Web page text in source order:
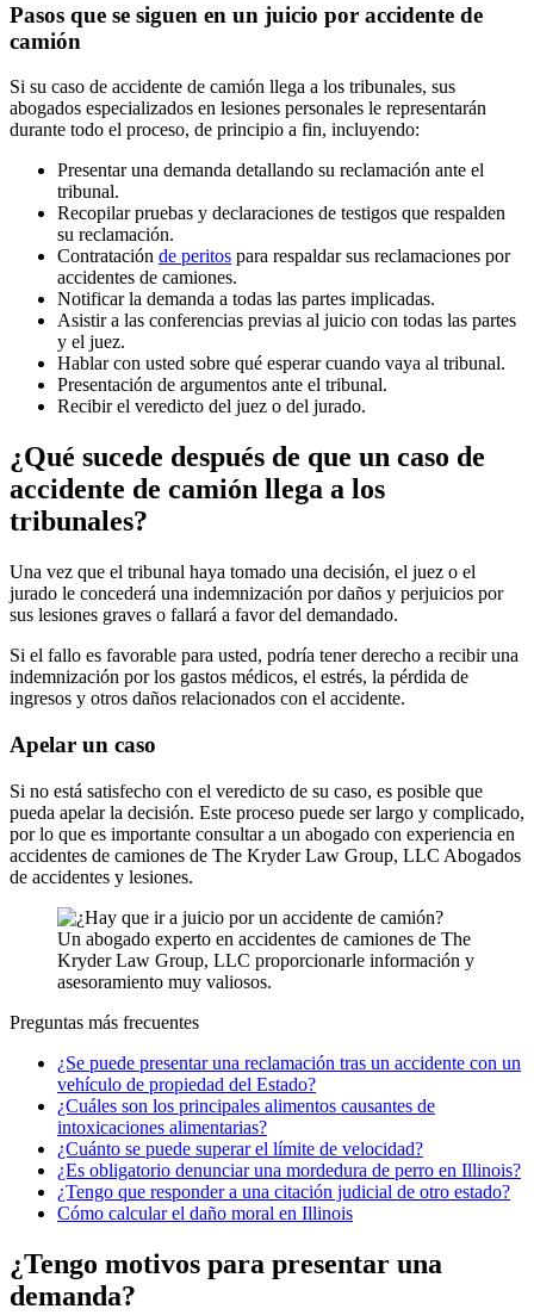
Pasos que se siguen en un juicio por accidente de
camión
Si su caso de accidente de camión llega a los tribunales, sus
abogados especializados en lesiones personales le representarán
durante todo el proceso, de principio a fin, incluyendo:
Presentar una demanda detallando su reclamación ante el
tribunal.
Recopilar pruebas y declaraciones de testigos que respalden
su reclamación.
Contratación de peritos para respaldar sus reclamaciones por
accidentes de camiones.
Notificar la demanda a todas las partes implicadas.
Asistir a las conferencias previas al juicio con todas las partes
y el juez.
Hablar con usted sobre qué esperar cuando vaya al tribunal.
Presentación de argumentos ante el tribunal.
Recibir el veredicto del juez o del jurado.
¿Qué sucede después de que un caso de
accidente de camión llega a los
tribunales?
Una vez que el tribunal haya tomado una decisión, el juez o el
jurado le concederá una indemnización por daños y perjuicios por
sus lesiones graves o fallará a favor del demandado.
Si el fallo es favorable para usted, podría tener derecho a recibir una
indemnización por los gastos médicos, el estrés, la pérdida de
ingresos y otros daños relacionados con el accidente.
Apelar un caso
Si no está satisfecho con el veredicto de su caso, es posible que
pueda apelar la decisión. Este proceso puede ser largo y complicado,
por lo que es importante consultar a un abogado con experiencia en
accidentes de camiones de The Kryder Law Group, LLC Abogados
de accidentes y lesiones.
Un abogado experto en accidentes de camiones de The
Kryder Law Group, LLC proporcionarle información y
asesoramiento muy valiosos.
Preguntas más frecuentes
¿Se puede presentar una reclamación tras un accidente con un
vehículo de propiedad del Estado?
¿Cuáles son los principales alimentos causantes de
intoxicaciones alimentarias?
¿Cuánto se puede superar el límite de velocidad?
¿Es obligatorio denunciar una mordedura de perro en Illinois?
¿Tengo que responder a una citación judicial de otro estado?
Cómo calcular el daño moral en Illinois
¿Tengo motivos para presentar una
demanda?